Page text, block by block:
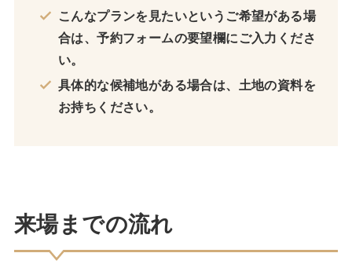
こんなプランを見たいというご希望がある場
合は、予約フォームの要望欄にご入力くださ
い。
具体的な候補地がある場合は、土地の資料を
お持ちください。
来場までの流れ